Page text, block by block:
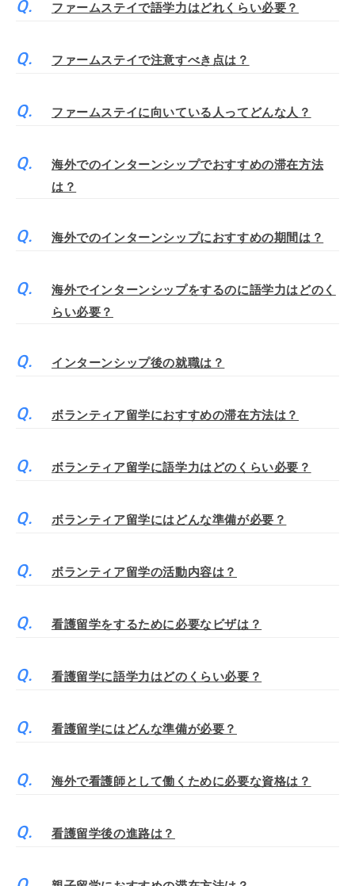
ファームステイで語学力はどれくらい必要？
ファームステイで注意すべき点は？
ファームステイに向いている人ってどんな人？
海外でのインターンシップでおすすめの滞在方法
は？
海外でのインターンシップにおすすめの期間は？
海外でインターンシップをするのに語学力はどのく
らい必要？
インターンシップ後の就職は？
ボランティア留学におすすめの滞在方法は？
ボランティア留学に語学力はどのくらい必要？
ボランティア留学にはどんな準備が必要？
ボランティア留学の活動内容は？
看護留学をするために必要なビザは？
看護留学に語学力はどのくらい必要？
看護留学にはどんな準備が必要？
海外で看護師として働くために必要な資格は？
看護留学後の進路は？